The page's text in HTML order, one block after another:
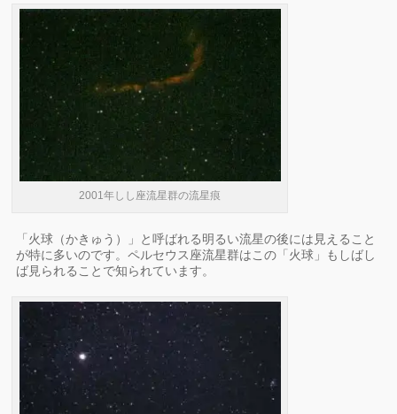
2001年しし座流星群の流星痕
「火球（かきゅう）」と呼ばれる明るい流星の後には見えること
が特に多いのです。ペルセウス座流星群はこの「火球」もしばし
ば見られることで知られています。